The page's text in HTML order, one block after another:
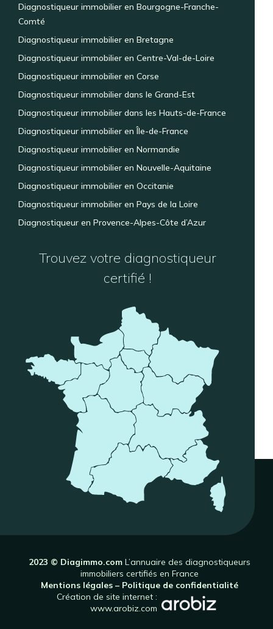
Diagnostiqueur immobilier en Bourgogne-Franche-
Comté
Diagnostiqueur immobilier en Bretagne
Diagnostiqueur immobilier en Centre-Val-de-Loire
Diagnostiqueur immobilier en Corse
Diagnostiqueur immobilier dans le Grand-Est
Diagnostiqueur immobilier dans les Hauts-de-France
Diagnostiqueur immobilier en Île-de-France
Diagnostiqueur immobilier en Normandie
Diagnostiqueur immobilier en Nouvelle-Aquitaine
Diagnostiqueur immobilier en Occitanie
Diagnostiqueur immobilier en Pays de la Loire
Diagnostiqueur en Provence-Alpes-Côte d’Azur
Trouvez votre diagnostiqueur
certifié !
2023 © Diagimmo.com L’annuaire des diagnostiqueurs
immobiliers certifiés en France
Mentions légales – Politique de confidentialité
Création de site internet :
www.arobiz.com